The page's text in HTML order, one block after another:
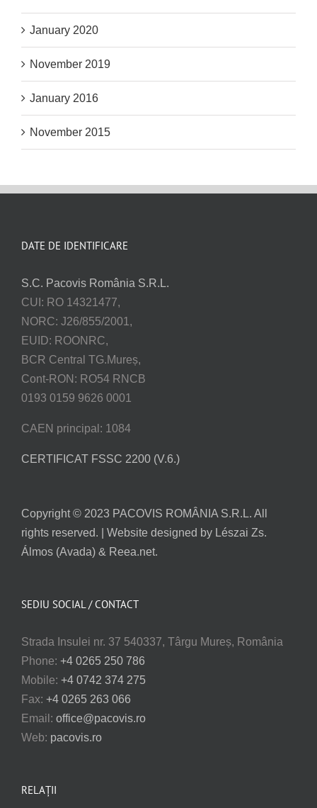
January 2020
November 2019
January 2016
November 2015
DATE DE IDENTIFICARE
S.C. Pacovis România S.R.L.
CUI: RO 14321477,
NORC: J26/855/2001,
EUID: ROONRC,
BCR Central TG.Mureș,
Cont-RON: RO54 RNCB
0193 0159 9626 0001
CAEN principal: 1084
CERTIFICAT FSSC 2200 (V.6.)
Copyright © 2023 PACOVIS ROMÂNIA S.R.L. All
rights reserved. | Website designed by Lészai Zs.
Álmos (Avada) & Reea.net.
SEDIU SOCIAL / CONTACT
Strada Insulei nr. 37 540337, Târgu Mureș, România
Phone: +4 0265 250 786
Mobile: +4 0742 374 275
Fax: +4 0265 263 066
Email: office@pacovis.ro
Web: pacovis.ro
RELAȚII